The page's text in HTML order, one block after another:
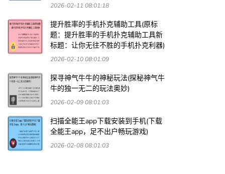
2026-02-11 08:01:18
提升胜率的手机扑克辅助工具(原标
题：提升胜率的手机扑克辅助工具新
标题：让你无往不胜的手机扑克利器)
2026-02-10 08:01:09
探寻神气牛牛的神秘玩法(探秘神气牛
牛的独一无二的玩法奥妙)
2026-02-09 08:01:03
扫描全能王app下载安装到手机(下载
全能王app，足不出户畅玩游戏)
2026-02-08 08:01:03